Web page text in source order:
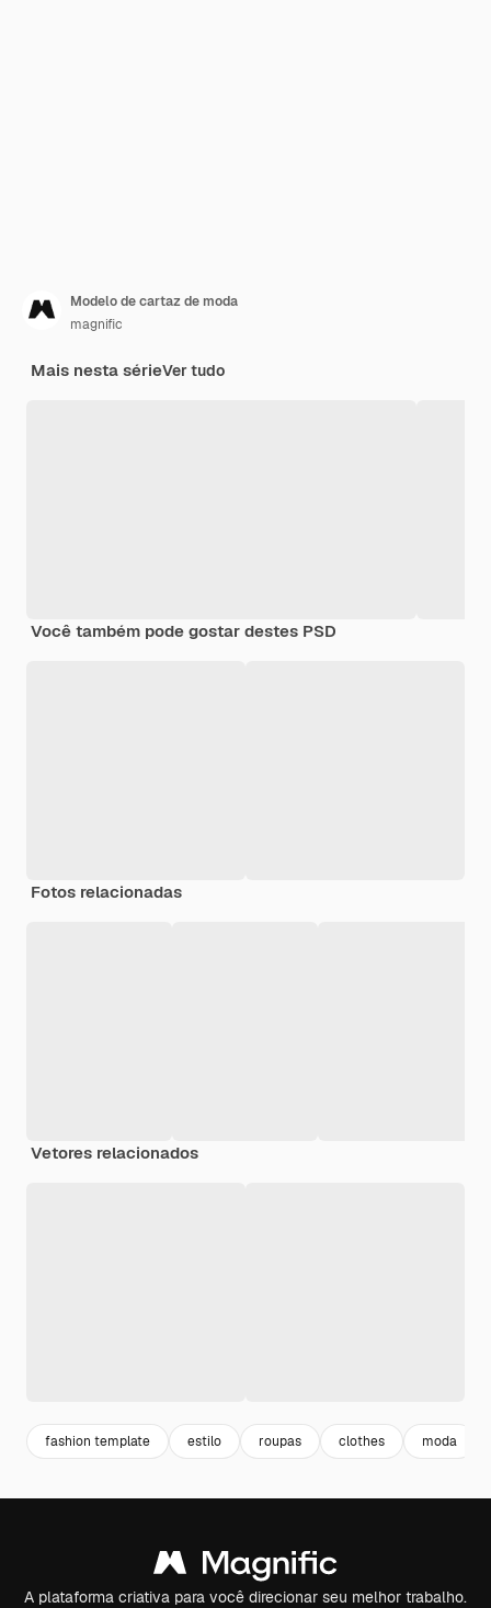
Modelo de cartaz de moda
magnific
Mais nesta sérieVer tudo
Você também pode gostar destes PSD
Fotos relacionadas
Vetores relacionados
fashion template estilo roupas clothes moda
A plataforma criativa para você direcionar seu melhor trabalho.